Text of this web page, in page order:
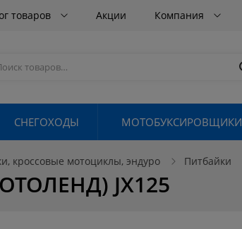
товаров Акции Компания
СНЕГОХОДЫ МОТОБУКСИРОВЩИКИ
кроссовые мотоциклы, эндуро Питбайки
JX125